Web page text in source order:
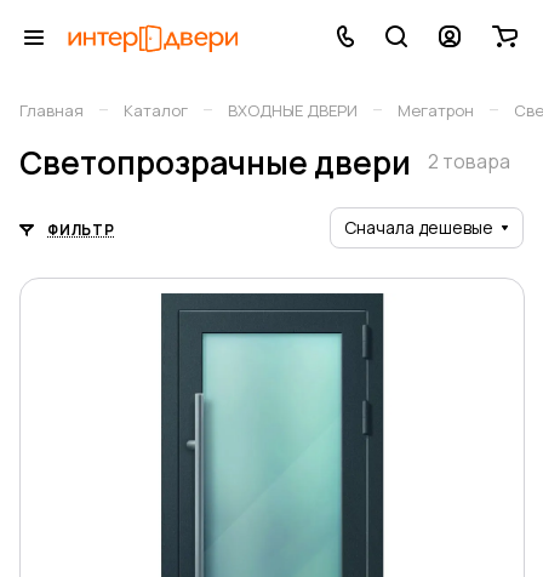
Главная – Каталог – ВХОДНЫЕ ДВЕРИ – Мегатрон –
Светопрозрачные двери 2 товара
ФИЛЬТР Сначала дешевые